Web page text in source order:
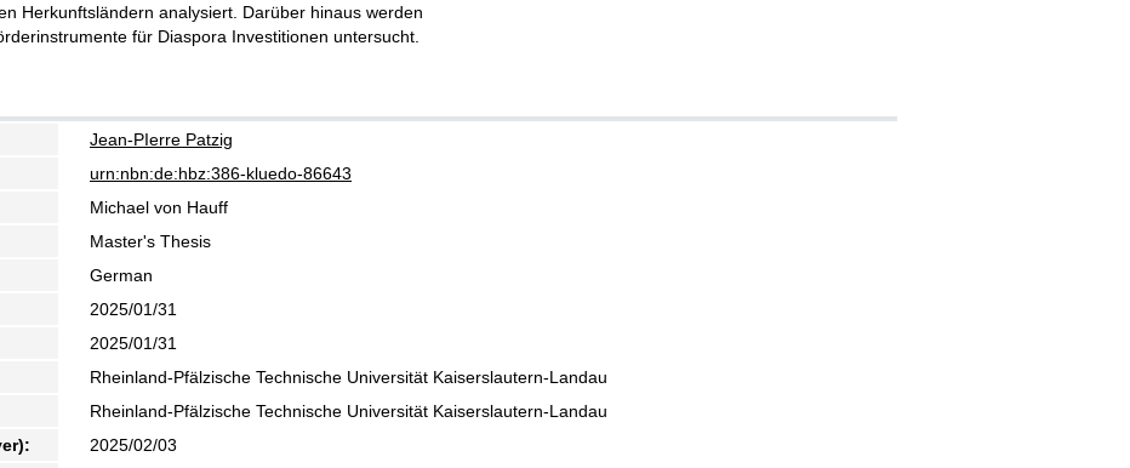
Herkunftsländern analysiert. Darüber hinaus werden
für Diaspora Investitionen untersucht.
Jean-PIerre Patzig
urn:nbn:de:hbz:386-kluedo-86643
Michael von Hauff
Master's Thesis
German
2025/01/31
2025/01/31
Rheinland-Pfälzische Technische Universität Kaiserslautern-Landau
Rheinland-Pfälzische Technische Universität Kaiserslautern-Landau
2025/02/03